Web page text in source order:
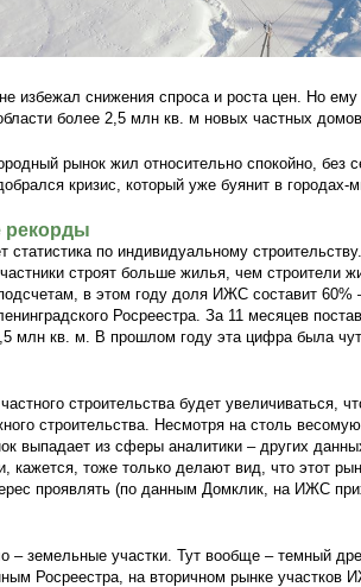
избежал снижения спроса и роста цен. Но
более 2,5 млн кв. м новых частных
рынок жил относительно спокойно, без
кризис, который уже буянит в городах-
статистика по индивидуальному
строят больше жилья, чем строители
в этом году доля ИЖС составит
Росреестра. За 11 месяцев
млн кв. м. В прошлом году эта цифра была
строительства будет увеличиваться,
строительства. Несмотря на столь
выпадает из сферы аналитики – других
кажется, тоже только делают вид, что этот
проявлять (по данным Домклик, на ИЖС
– земельные участки. Тут вообще – темный
Росреестра, на вторичном рынке участков